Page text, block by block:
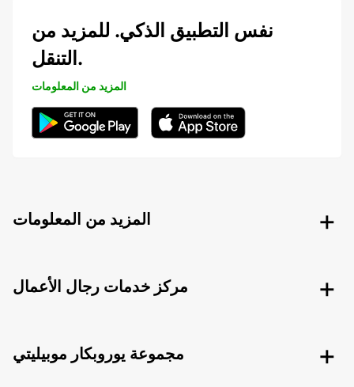
نفس التطبيق الذكي. للمزيد من
التنقل.
المزيد من المعلومات
المزيد من المعلومات
مركز خدمات رجال الأعمال
مجموعة يوروبكار موبيليتي